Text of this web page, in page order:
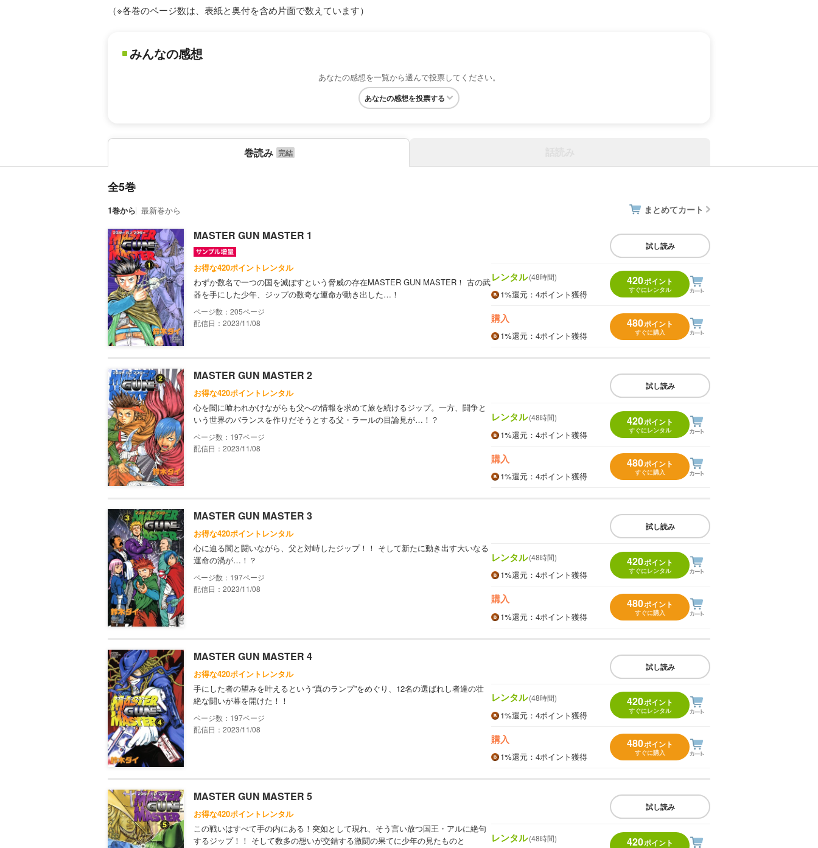
（※各巻のページ数は、表紙と奥付を含め片面で数えています）
みんなの感想
あなたの感想を一覧から選んで投票してください。
あなたの感想を投票する
巻読み
全5巻
1巻から 最新巻から まとめてカート
MASTER GUN MASTER 1
お得な420ポイントレンタル
わずか数名で一つの国を滅ぼすという脅威の存在MASTER GUN MASTER！ 古の武
器を手にした少年、ジップの数奇な運命が動き出した…！
205
配信日：2023/11/08
試し読み
レンタル(48時間)
1%還元 ：4ポイント獲得
420ポイント
すぐにレンタル
購入
1%還元 ：4ポイント獲得
480ポイント
すぐに購入
MASTER GUN MASTER 2
お得な420ポイントレンタル
心を闇に喰われかけながらも父への情報を求めて旅を続けるジップ。一方、闘争と
いう世界のバランスを作りだそうとする父・ラールの目論見が…！？
197
配信日：2023/11/08
試し読み
レンタル(48時間)
1%還元 ：4ポイント獲得
420ポイント
すぐにレンタル
購入
1%還元 ：4ポイント獲得
480ポイント
すぐに購入
MASTER GUN MASTER 3
お得な420ポイントレンタル
心に迫る闇と闘いながら、父と対峙したジップ！！ そして新たに動き出す大いなる
運命の渦が…！？
197
配信日：2023/11/08
試し読み
レンタル(48時間)
1%還元 ：4ポイント獲得
420ポイント
すぐにレンタル
購入
1%還元 ：4ポイント獲得
480ポイント
すぐに購入
MASTER GUN MASTER 4
お得な420ポイントレンタル
手にした者の望みを叶えるという“真のランプ”をめぐり、12名の選ばれし者達の壮
絶な闘いが幕を開けた！！
197
配信日：2023/11/08
試し読み
レンタル(48時間)
1%還元 ：4ポイント獲得
420ポイント
すぐにレンタル
購入
1%還元 ：4ポイント獲得
480ポイント
すぐに購入
MASTER GUN MASTER 5
お得な420ポイントレンタル
この戦いはすべて手の内にある！突如として現れ、そう言い放つ国王・アルに絶句
するジップ！！ そして数多の想いが交錯する激闘の果てに少年の見たものと
試し読み
レンタル(48時間) 420ポイント